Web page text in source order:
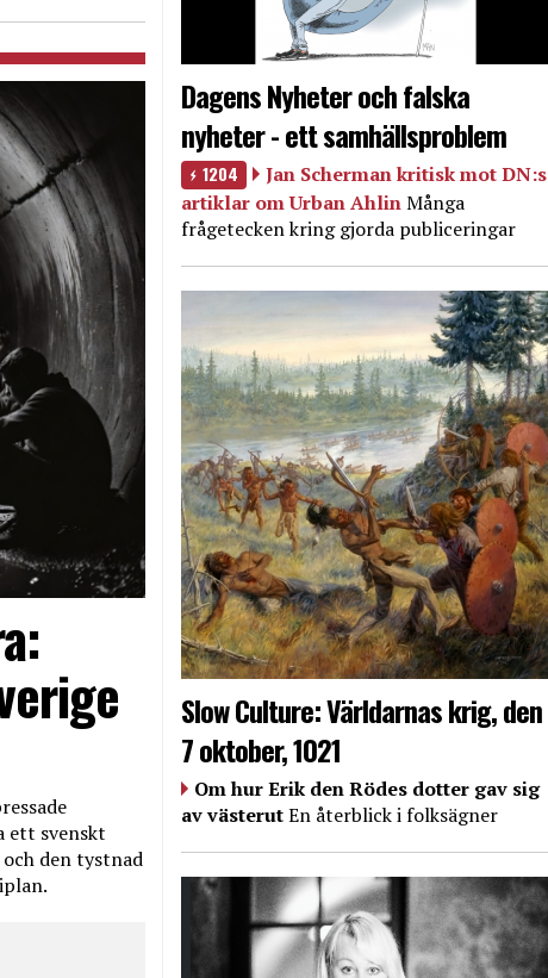
ett svenskt
den tystnad
Dagens Nyheter och falska
nyheter - ett samhällsproblem
1204
Jan Scherman kritisk mot DN:s
artiklar om Urban AhlinMånga
frågetecken kring gjorda publiceringar
Slow Culture: Världarnas krig, den
7 oktober, 1021
Om hur Erik den Rödes dotter gav sig
av västerutEn återblick i folksägner